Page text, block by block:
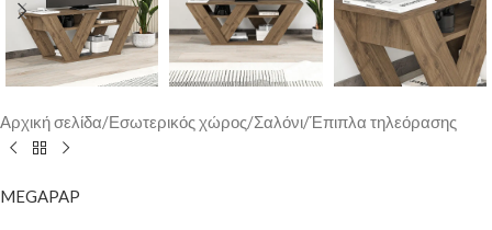
Αρχική σελίδα/Εσωτερικός χώρος/Σαλόνι/Έπιπλα τηλεόρασης
MEGAPAP